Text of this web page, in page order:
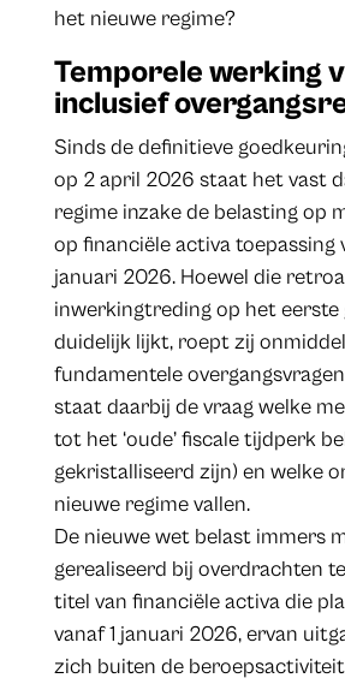
het nieuwe regime?
Temporele werking
inclusief
Sinds de definitieve
op 2 april 2026 staat het vast
regime inzake de belasting op
op financiële activa toepassing
januari 2026. Hoewel die
inwerkingtreding op het eerste
duidelijk lijkt, roept zij
fundamentele
staat daarbij de vraag welke
tot het ‘oude’ fiscale tijdperk
gekristalliseerd zijn) en welke
nieuwe regime vallen.
De nieuwe wet belast immers
gerealiseerd bij overdrachten
titel van financiële activa die
vanaf 1 januari 2026, ervan
zich buiten de